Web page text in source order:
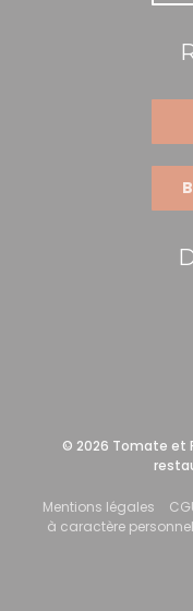
© 2026 Tomate et
Mentions légales
à caractère personnel